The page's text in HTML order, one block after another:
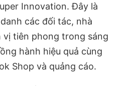
Innovation. Đây là
các đối tác, nhà
vị tiên phong trong sáng
hành hiệu quả cùng
Shop và quảng cáo.